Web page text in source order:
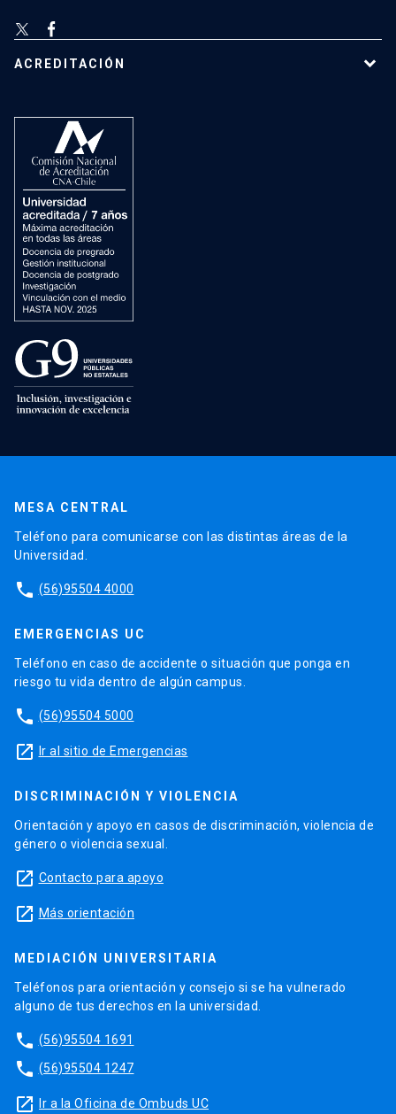
ACREDITACIÓN
MESA CENTRAL
Teléfono para comunicarse con las distintas áreas de la
Universidad.
phone (56)95504 4000
EMERGENCIAS UC
Teléfono en caso de accidente o situación que ponga en
riesgo tu vida dentro de algún campus.
phone (56)95504 5000
launch Ir al sitio de Emergencias
DISCRIMINACIÓN Y VIOLENCIA
Orientación y apoyo en casos de discriminación, violencia de
género o violencia sexual.
launch Contacto para apoyo
launch Más orientación
MEDIACIÓN UNIVERSITARIA
Teléfonos para orientación y consejo si se ha vulnerado
alguno de tus derechos en la universidad.
phone (56)95504 1691
phone (56)95504 1247
launch Ir a la Oficina de Ombuds UC